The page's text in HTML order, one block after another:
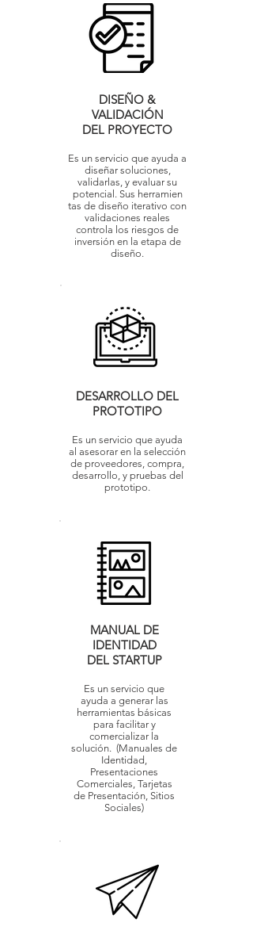
DISEÑO &
VALIDACIÓN
DEL PROYECTO
Es un servicio que ayuda a
diseñar soluciones,
validarlas, y evaluar su
potencial. Sus herramien
tas de diseño iterativo con
validaciones reales
controla los riesgos de
inversión en la etapa de
diseño.
DESARROLLO DEL
PROTOTIPO
Es un servicio que ayuda
al asesorar en la selección
de proveedores, compra,
desarrollo, y pruebas del
prototipo.
MANUAL DE
IDENTIDAD
DEL STARTUP
Es un servicio que
ayuda a generar las
herramientas básicas
para facilitar y
comercializar la
solución. (Manuales de
Identidad,
Presentaciones
Comerciales, Tarjetas
de Presentación, Sitios
Sociales)